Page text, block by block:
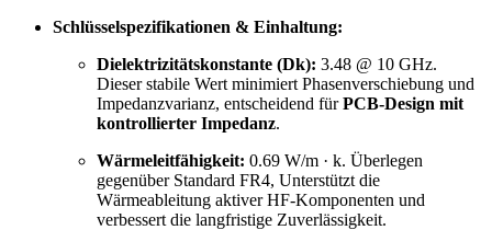
Schlüsselspezifikationen & Einhaltung:
Dielektrizitätskonstante (Dk): 3.48 @ 10 GHz.
Dieser stabile Wert minimiert Phasenverschiebung und
Impedanzvarianz, entscheidend fürPCB-Design mit
kontrollierter Impedanz.
Wärmeleitfähigkeit: 0.69 W/m · k. Überlegen
gegenüber Standard FR4, Unterstützt die
Wärmeableitung aktiver HF-Komponenten und
verbessert die langfristige Zuverlässigkeit.